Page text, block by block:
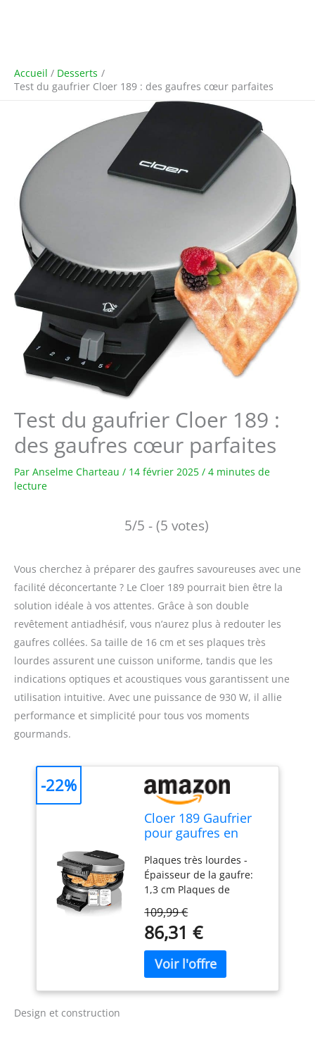
Accueil
Desserts
Test du gaufrier Cloer 189 : des gaufres cœur parfaites
Test du gaufrier Cloer 189 :
des gaufres cœur parfaites
Par Anselme Charteau / 14 février 2025 / 4 minutes de
lecture
5/5 - (5 votes)
Vous cherchez à préparer des gaufres savoureuses avec une
facilité déconcertante ? Le Cloer 189 pourrait bien être la
solution idéale à vos attentes. Grâce à son double
revêtement antiadhésif, vous n’aurez plus à redouter les
gaufres collées. Sa taille de 16 cm et ses plaques très
lourdes assurent une cuisson uniforme, tandis que les
indications optiques et acoustiques vous garantissent une
utilisation intuitive. Avec une puissance de 930 W, il allie
performance et simplicité pour tous vos moments
gourmands.
Cloer 189 Gaufrier
pour gaufres en
Double revêtement
antiadhésif, 930 W,
taille de la gaufre 16
cm, Plaques très
lourdes, Message
prêt à l'emploi
optique et
acoustique
Plaques très lourdes -
Épaisseur de la gaufre:
1,3 cm Plaques de
revêtement antiadhésif
pour une cuisson peu
grasse Information
optique et acoustique
quand prêt par feu de
signalisation cuisson
109,99 €
86,31 €
-22%
Design et construction